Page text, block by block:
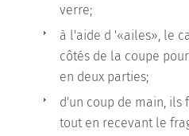
verre;
à l'aide d '«ailes», le
côtés de la coupe
en deux parties;
d'un coup de main, ils
tout en recevant le